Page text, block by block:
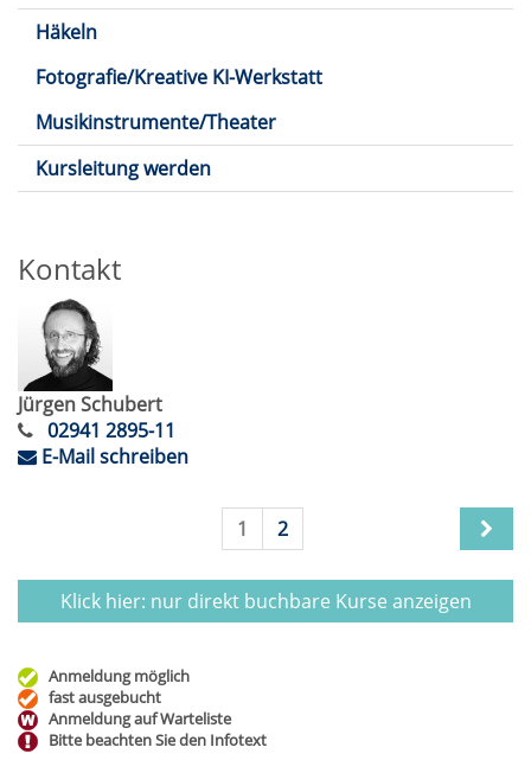
Häkeln
Fotografie/Kreative KI-Werkstatt
Musikinstrumente/Theater
Kursleitung werden
Kontakt
Jürgen Schubert
02941 2895-11
E-Mail schreiben
1 2
Klick hier: nur direkt buchbare Kurse anzeigen
Anmeldung möglich
fast ausgebucht
Anmeldung auf Warteliste
Bitte beachten Sie den Infotext